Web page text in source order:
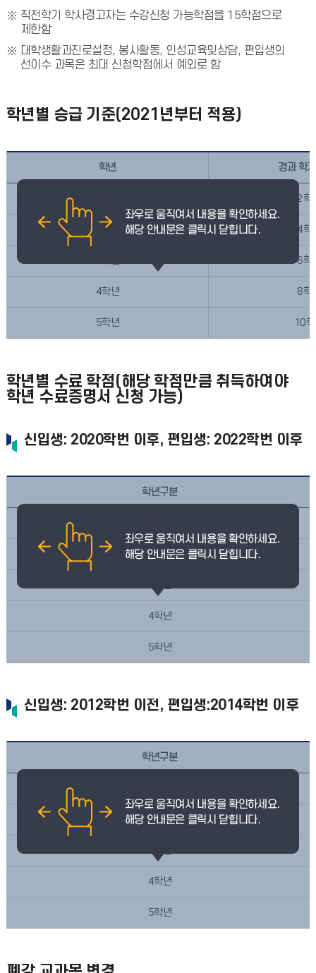
직전학기 학사경고자는 수강신청 가능학점을 15학점으로
제한함
대학생활과진로설정, 봉사활동, 인성교육및상담, 편입생의
선이수 과목은 최대 신청학점에서 예외로 함
학년별 승급 기준(2021년부터 적용)
학년 경과 학
2학
2학년 4학
6학
4학년 8학
5학년 10
학년별 수료 학점(해당 학점만큼 취득하여야
학년 수료증명서 신청 가능)
신입생: 2020학번 이후, 편입생: 2022학번 이후
학년구분
2학년
4학년
5학년
신입생: 2012학번 이전, 편입생:2014학번 이후
학년구분
2학년
4학년
5학년